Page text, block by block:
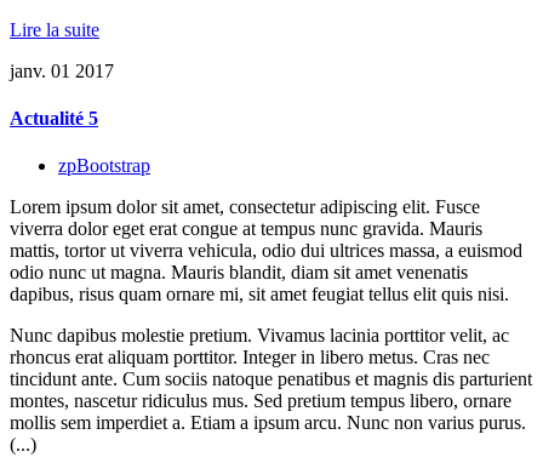
Lire la suite
janv. 01 2017
Actualité 5
zpBootstrap
Lorem ipsum dolor sit amet, consectetur adipiscing elit. Fusce
viverra dolor eget erat congue at tempus nunc gravida. Mauris
mattis, tortor ut viverra vehicula, odio dui ultrices massa, a euismod
odio nunc ut magna. Mauris blandit, diam sit amet venenatis
dapibus, risus quam ornare mi, sit amet feugiat tellus elit quis nisi.
Nunc dapibus molestie pretium. Vivamus lacinia porttitor velit, ac
rhoncus erat aliquam porttitor. Integer in libero metus. Cras nec
tincidunt ante. Cum sociis natoque penatibus et magnis dis parturient
montes, nascetur ridiculus mus. Sed pretium tempus libero, ornare
mollis sem imperdiet a. Etiam a ipsum arcu. Nunc non varius purus.
(...)